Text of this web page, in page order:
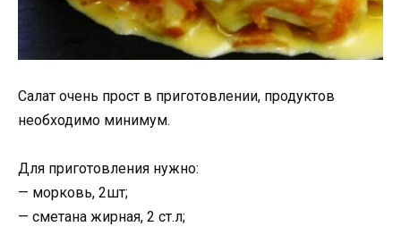
Салат очень прост в приготовлении, продуктов
необходимо минимум.
Для приготовления нужно:
— морковь, 2шт;
— сметана жирная, 2 ст.л;